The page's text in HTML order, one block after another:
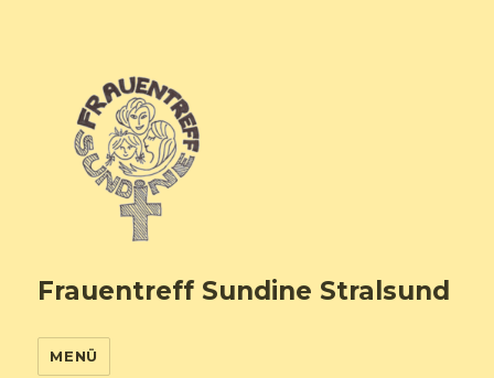
Frauentreff Sundine Stralsund
MENÜ